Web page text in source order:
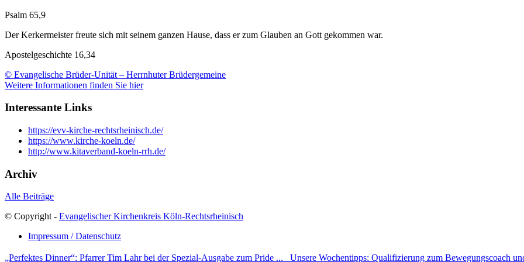
Psalm 65,9
Der Kerkermeister freute sich mit seinem ganzen Hause, dass er zum Glauben an Gott gekommen war.
Apostelgeschichte 16,34
© Evangelische Brüder-Unität – Herrnhuter Brüdergemeine
Weitere Informationen finden Sie hier
Interessante Links
https://evv-kirche-rechtsrheinisch.de/
https://www.kirche-koeln.de/
http://www.kitaverband-koeln-rrh.de/
Archiv
Alle Beiträge
© Copyright - Evangelischer Kirchenkreis Köln-Rechtsrheinisch
Impressum / Datenschutz
„Perfektes Dinner“: Pfarrer Tim Lahr bei der Spezial-Ausgabe zum Pride ... Unsere Wochentipps: Qualifizierung zum Bewegungscoach